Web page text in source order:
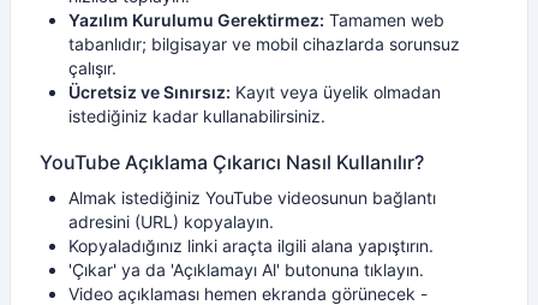
Yazılım Kurulumu Gerektirmez: Tamamen web
tabanlıdır; bilgisayar ve mobil cihazlarda sorunsuz
çalışır.
Ücretsiz ve Sınırsız: Kayıt veya üyelik olmadan
istediğiniz kadar kullanabilirsiniz.
YouTube Açıklama Çıkarıcı Nasıl Kullanılır?
Almak istediğiniz YouTube videosunun bağlantı
adresini (URL) kopyalayın.
Kopyaladığınız linki araçta ilgili alana yapıştırın.
'Çıkar' ya da 'Açıklamayı Al' butonuna tıklayın.
Video açıklaması hemen ekranda görünecek -